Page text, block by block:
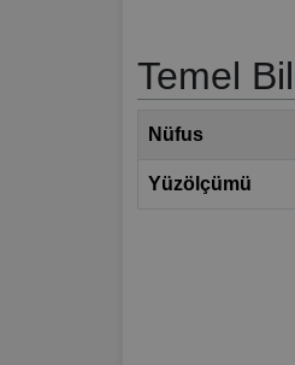
Temel
Nüfus
Yüzölçümü